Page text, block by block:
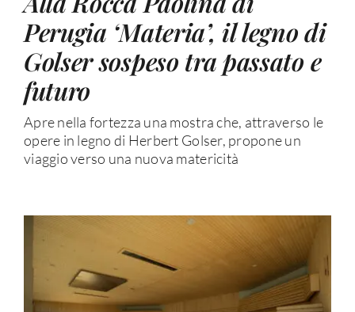
Perugia ‘Materia’, il legno di
Golser sospeso tra passato e
futuro
Apre nella fortezza una mostra che, attraverso le
opere in legno di Herbert Golser, propone un
viaggio verso una nuova matericità